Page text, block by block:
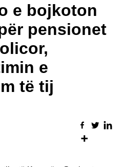
e bojkoton
pensionet
e
të tij